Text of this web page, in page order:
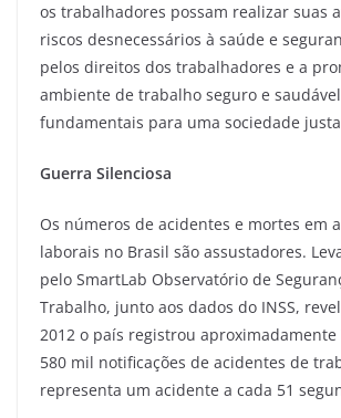
os trabalhadores possam realizar suas
riscos desnecessários à saúde e
pelos direitos dos trabalhadores e a
ambiente de trabalho seguro e
fundamentais para uma sociedade
Guerra Silenciosa
Os números de acidentes e mortes em
laborais no Brasil são assustadores.
pelo SmartLab Observatório de
Trabalho, junto aos dados do INSS,
2012 o país registrou aproximadamente
580 mil notificações de acidentes de
representa um acidente a cada 51